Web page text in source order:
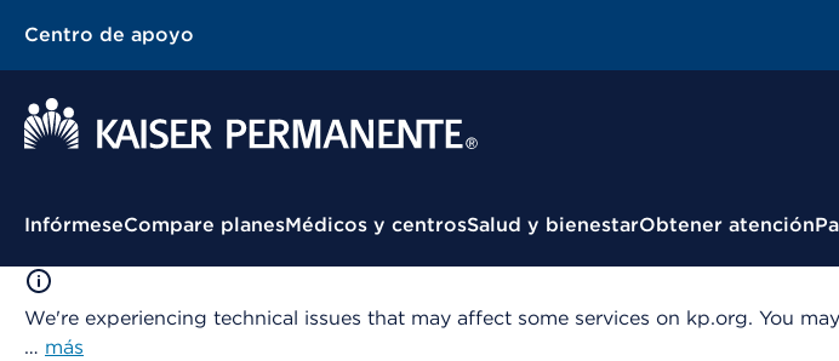
Centro de apoyo
Menú contextual
InfórmeseCompare planesMédicos y centrosSalud y bienestarObtener atención
We're experiencing technical issues that may affect some services on kp.org. You
… más